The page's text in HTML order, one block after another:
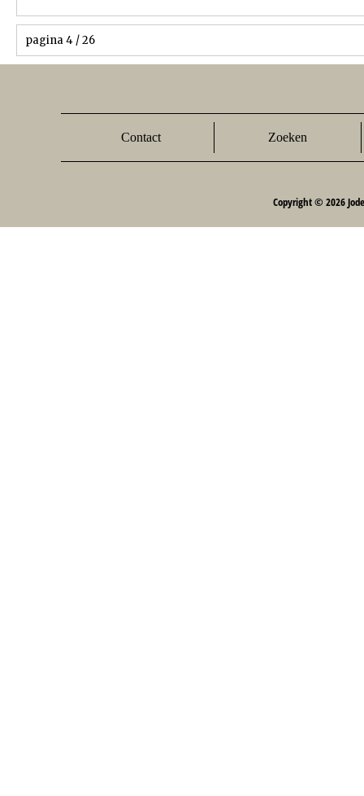
pagina 4 / 26
Contact Zoeken
Copyright © 2026